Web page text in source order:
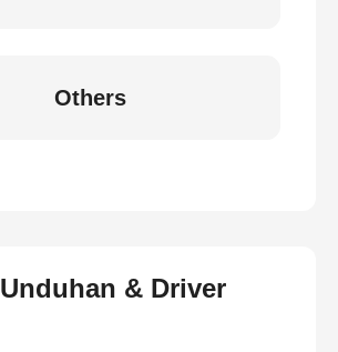
Others
Unduhan & Driver